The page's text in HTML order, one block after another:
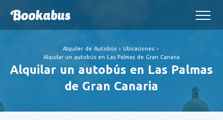
Alquiler de Autobús › Ubicaciones ›
Alquilar un autobús en Las Palmas de Gran Canaria
Alquilar un autobús en Las Palmas
de Gran Canaria